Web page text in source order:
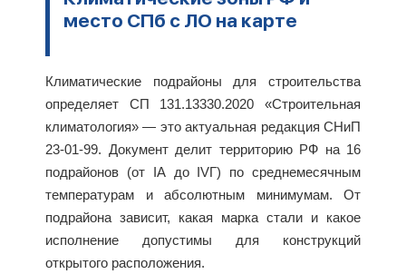
место СПб с ЛО на карте
Климатические подрайоны для строительства
определяет СП 131.13330.2020 «Строительная
климатология» — это актуальная редакция СНиП
23-01-99. Документ делит территорию РФ на 16
подрайонов (от IА до IVГ) по среднемесячным
температурам и абсолютным минимумам. От
подрайона зависит, какая марка стали и какое
исполнение допустимы для конструкций
открытого расположения.